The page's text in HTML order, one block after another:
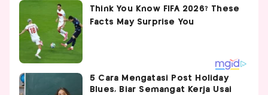
5 Cara Mengatasi Post Holiday
Blues, Biar Semangat Kerja Usai